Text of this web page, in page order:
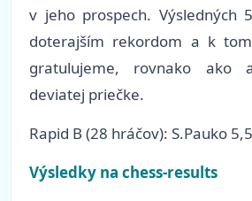
v jeho prospech. Výsledných
doterajším rekordom a k
gratulujeme, rovnako ako
deviatej priečke.
Rapid B (28 hráčov): S.Pauko
Výsledky na chess-results